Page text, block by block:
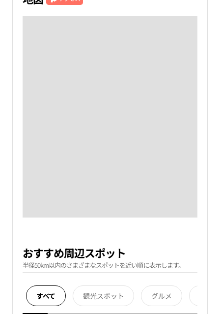
おすすめ周辺スポット
半径50km以内のさまざまなスポットを近い順に表示します。
すべて 観光スポット グルメ